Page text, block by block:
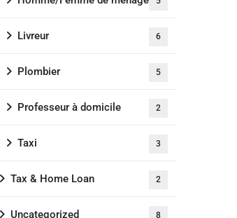
Livreur 6
Plombier 5
Professeur à domicile 2
Taxi 3
Tax & Home Loan 2
Uncategorized 8